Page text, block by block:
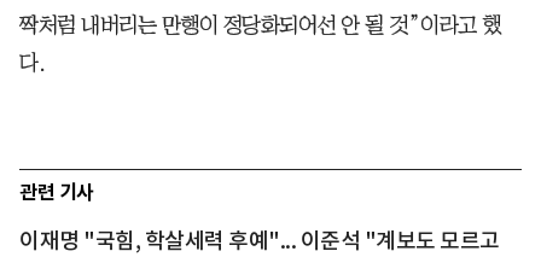
짝처럼 내버리는 만행이 정당화되어선 안 될 것”이라고 했
다.
관련 기사
이재명 "국힘, 학살세력 후예"... 이준석 "계보도 모르고